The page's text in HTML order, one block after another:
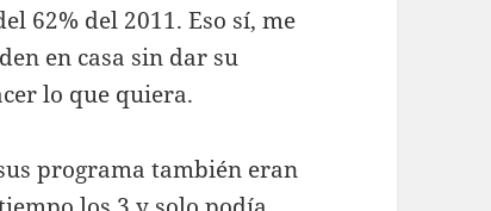
62% del 2011. Eso sí, me
en casa sin dar su
lo que quiera.
programa también eran